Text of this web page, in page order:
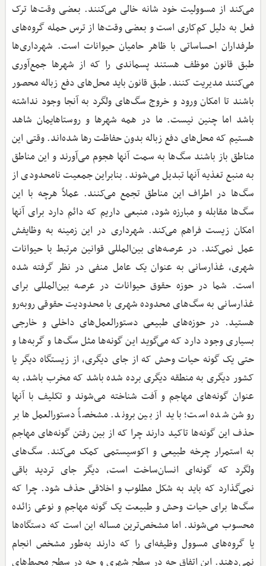
می‌کند از مسوولیت خود شانه خالی می‌کنند. بعضی وقت‌ها ترک
فعل به دلیل کم‌کاری است و بعضی وقت‌ها از ترس حمله گروه‌های
طرفداران احساساتی با ظاهر حامیان حیوانات است. شهرداری‌ها
طبق قانون موظف هستند پسماندی را که از شهرها جمع‌آوری
می‌کنند مدیریت کنند. طبق قانون باید محل‌های دفع زباله محصور
باشند تا امکان ورود و خروج سگ‌های ولگرد به آنجا وجود نداشته
باشد اما چنین نیست. ما در همه شهرها و روستاهایمان شاهد
هستیم که محل‌های دفع زباله بدون حفاظت رها شده‌اند. وقتی این
مناطق باز باشند سگ‌ها به سمت آنها هجوم می‌آورند و این مناطق
به منبع تغذیه آنها تبدیل می‌شوند. بنابراین جمعیت نامحدودی از
سگ‌ها در اطراف این مناطق تجمع می‌کنند. عملاً هرچه با این
سگ‌ها مقابله و مبارزه شود، منبعی داریم که دائم دارد برای آنها
امکان زیست فراهم می‌کند. شهرداری در این زمینه به وظایفش
عمل نمی‌کند. در عرصه‌های بین‌المللی قوانین مرتبط با حیوانات
شهری، غذارسانی به عنوان یک عامل منفی در نظر گرفته شده
است. شما در حوزه حقوق حیوانات در عرصه بین‌المللی برای
غذارسانی به سگ‌های محدوده شهری با محدودیت حقوقی روبه‌رو
هستید. در حوزه‌های طبیعی دستورالعمل‌های داخلی و خارجی
بسیاری وجود دارد که می‌گوید این گونه‌ها مثل سگ‌ها و گربه‌ها و
حتی یک گونه حیات وحش که از جای دیگری، از زیستگاه دیگر یا
کشور دیگری به منطقه دیگری برده شده باشد که مخرب باشد، به
عنوان گونه‌های مهاجم و آفت شناخته می‌شوند و تکلیف با آنها
روشن شده است؛ باید از بین بروند. مشخصاً دستورالعمل‌ها بر
حذف این گونه‌ها تاکید دارند چرا که از بین رفتن گونه‌های مهاجم
به استمرار چرخه طبیعی و اکوسیستمی کمک می‌کند. سگ‌های
ولگرد که گونه‌ای انسان‌ساخت است، دیگر جای تردید باقی
نمی‌گذارد که باید به شکل مطلوب و اخلاقی حذف شود. چرا که
سگ‌ها برای حیات وحش و طبیعت یک گونه مهاجم و نوعی زائده
محسوب می‌شوند. اما مشخص‌ترین مساله این است که دستگاه‌ها
یا گروه‌های مسوول وظیفه‌ای را که دارند به‌طور مشخص انجام
نمی‌دهند. این اتفاق چه در سطح شهری و چه در سطح محیط‌های